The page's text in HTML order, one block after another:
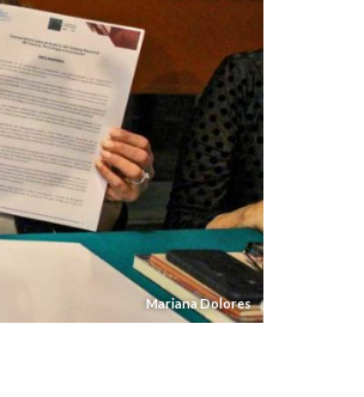
Mariana Dolores